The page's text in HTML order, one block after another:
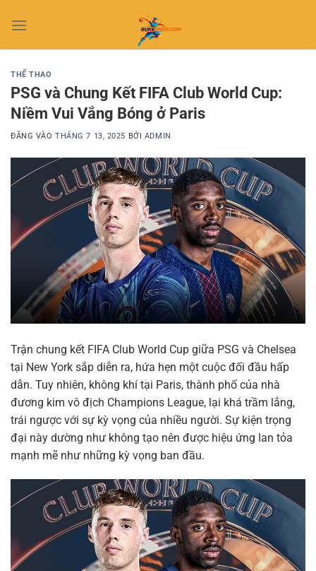
qua
THỂ THAO
PSG và Chung Kết FIFA Club World Cup:
Niềm Vui Vắng Bóng ở Paris
ĐĂNG VÀOTHÁNG 7 13, 2025 BỞI ADMIN
Trận chung kết FIFA Club World Cup giữa PSG và Chelsea
tại New York sắp diễn ra, hứa hẹn một cuộc đối đầu hấp
dẫn. Tuy nhiên, không khí tại Paris, thành phố của nhà
đương kim vô địch Champions League, lại khá trầm lắng,
trái ngược với sự kỳ vọng của nhiều người. Sự kiện trọng
đại này dường như không tạo nên được hiệu ứng lan tỏa
mạnh mẽ như những kỳ vọng ban đầu.